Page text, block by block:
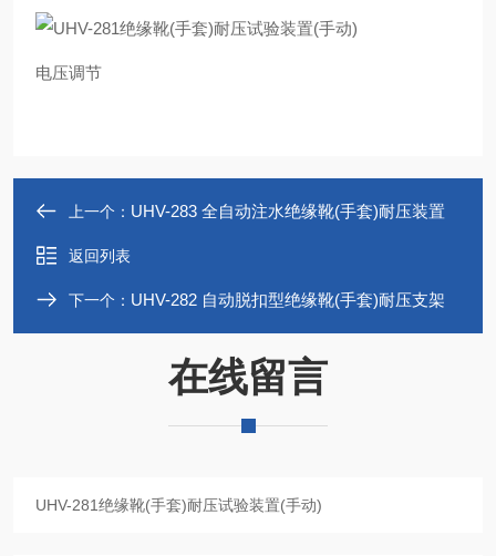
电压调节
上一个： UHV-283 全自动注水绝缘靴(手套)耐压装置
返回列表
下一个： UHV-282 自动脱扣型绝缘靴(手套)耐压支架
在线留言